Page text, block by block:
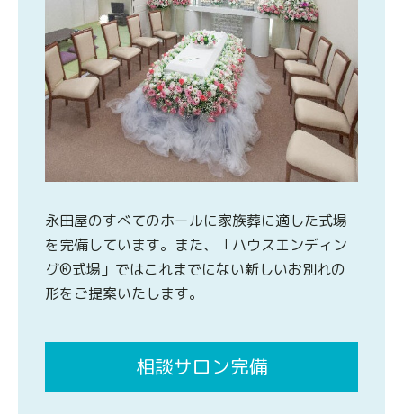
永田屋のすべてのホールに家族葬に適した式場
を完備しています。また、「ハウスエンディン
グ®式場」ではこれまでにない新しいお別れの
形をご提案いたします。
相談サロン完備